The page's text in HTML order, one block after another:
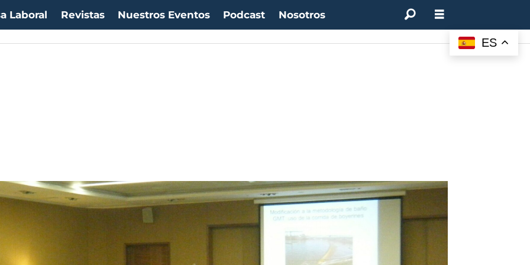
Laboral Revistas Nuestros Eventos Podcast Nosotros
ES
Bitcoin: $62.760,11